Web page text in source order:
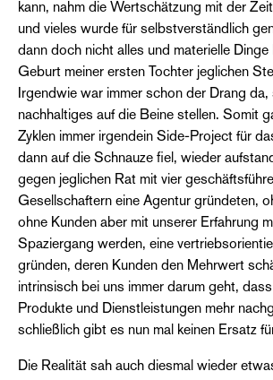
kann, nahm die Wertschätzung mit der
und vieles wurde für selbstverständlich
dann doch nicht alles und materielle Dinge
Geburt meiner ersten Tochter jeglichen
Irgendwie war immer schon der Drang
nachhaltiges auf die Beine stellen. Somit
Zyklen immer irgendein Side-Project für
dann auf die Schnauze fiel, wieder
gegen jeglichen Rat mit vier
Gesellschaftern eine Agentur gründeten,
ohne Kunden aber mit unserer Erfahrung
Spaziergang werden, eine
gründen, deren Kunden den Mehrwert
intrinsisch bei uns immer darum geht,
Produkte und Dienstleistungen mehr
schließlich gibt es nun mal keinen Ersatz
Die Realität sah auch diesmal wieder